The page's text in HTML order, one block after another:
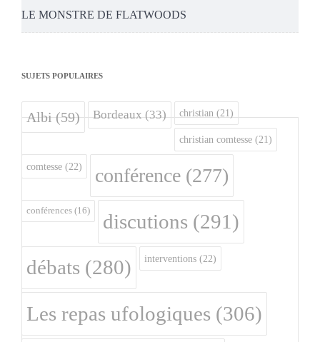
LE MONSTRE DE FLATWOODS
SUJETS POPULAIRES
Albi(59) Bordeaux(33) christian (21)
christian comtesse (21)
comtesse (22) conférence (277)
conférences (16) discutions (291)
débats (280) interventions (22)
Les repas ufologiques (306)